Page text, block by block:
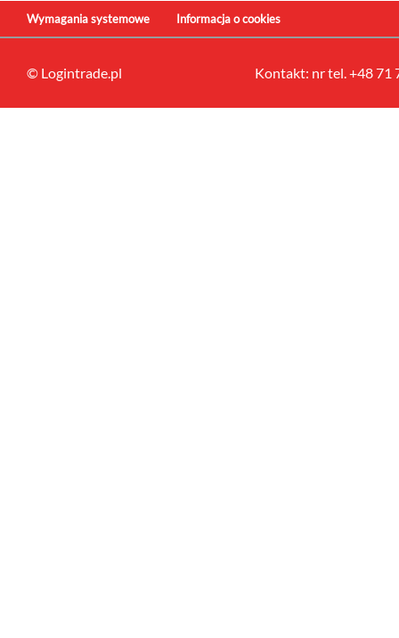
Wymagania systemowe Informacja o cookies
© Logintrade.pl Kontakt: nr tel. +48 71